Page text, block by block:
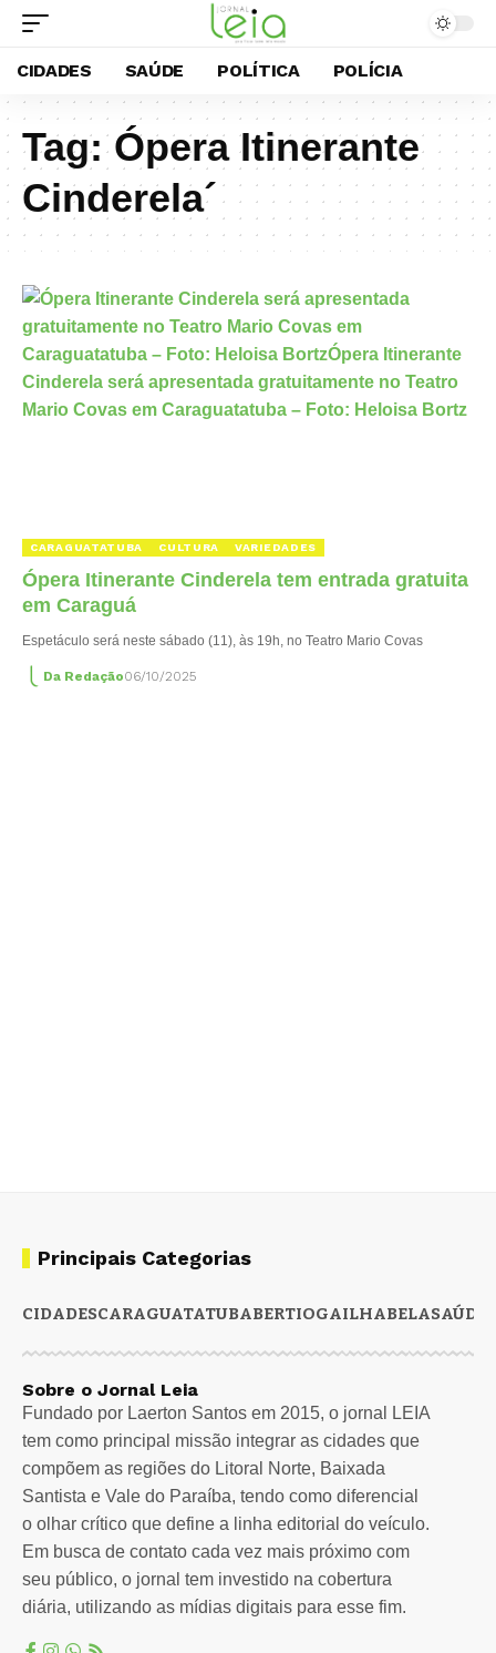
CIDADES SAÚDE POLÍTICA POLÍCIA
Tag:Ópera Itinerante
Cinderela´
CARAGUATATUBA CULTURA VARIEDADES
Ópera Itinerante Cinderela tem entrada gratuita
em Caraguá
Espetáculo será neste sábado (11), às 19h, no Teatro Mario Covas
Da Redação06/10/2025
Principais Categorias
CIDADESCARAGUATATUBABERTIOGAILHABELASAÚDE
Sobre o Jornal Leia
Fundado por Laerton Santos em 2015, o jornal LEIA
tem como principal missão integrar as cidades que
compõem as regiões do Litoral Norte, Baixada
Santista e Vale do Paraíba, tendo como diferencial
o olhar crítico que define a linha editorial do veículo.
Em busca de contato cada vez mais próximo com
seu público, o jornal tem investido na cobertura
diária, utilizando as mídias digitais para esse fim.